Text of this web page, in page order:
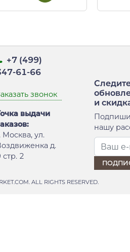
+7 (499)
61-66
звонок
выдачи
Москва, ул.
д.
стр. 2
и
нашу
ALL RIGHTS RESERVED.